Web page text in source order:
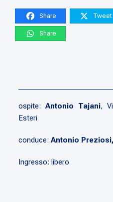
Share Tweet
Share
ospite:Antonio Tajani,
Esteri
conduce:Antonio
Ingresso: libero